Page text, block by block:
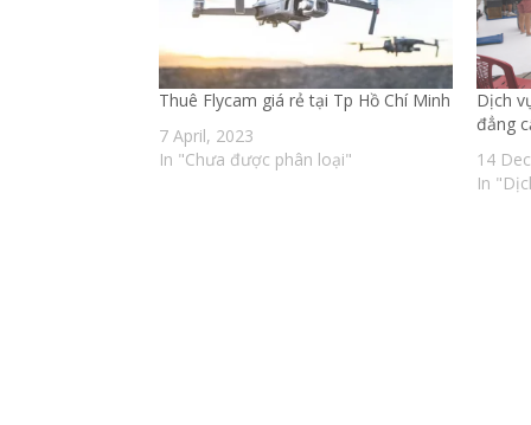
Thuê Flycam giá rẻ tại Tp Hồ Chí Minh
7 April, 2023
In "Chưa được phân loại"
Dịch
đẳng
14
In